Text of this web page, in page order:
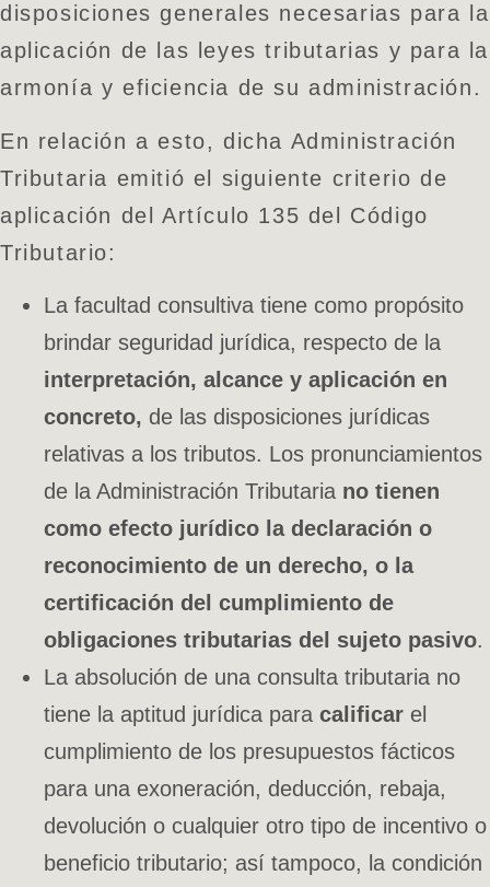
disposiciones generales necesarias para la
aplicación de las leyes tributarias y para la
armonía y eficiencia de su administración.
En relación a esto, dicha Administración
Tributaria emitió el siguiente criterio de
aplicación del Artículo 135 del Código
Tributario:
La facultad consultiva tiene como propósito
brindar seguridad jurídica, respecto de la
interpretación, alcance y aplicación en
concreto, de las disposiciones jurídicas
relativas a los tributos. Los pronunciamientos
de la Administración Tributaria no tienen
como efecto jurídico la declaración o
reconocimiento de un derecho, o la
certificación del cumplimiento de
obligaciones tributarias del sujeto pasivo.
La absolución de una consulta tributaria no
tiene la aptitud jurídica para calificar el
cumplimiento de los presupuestos fácticos
para una exoneración, deducción, rebaja,
devolución o cualquier otro tipo de incentivo o
beneficio tributario; así tampoco, la condición